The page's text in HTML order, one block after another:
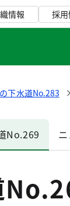
情報 採
下水道No.283
No.269